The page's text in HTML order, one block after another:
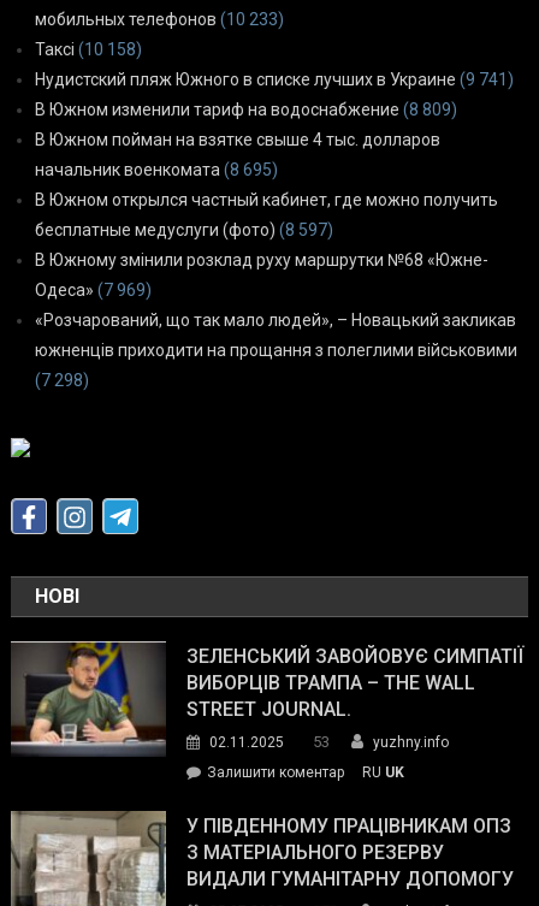
мобильных телефонов (10 233)
Таксі (10 158)
Нудистский пляж Южного в списке лучших в Украине (9 741)
В Южном изменили тариф на водоснабжение (8 809)
В Южном пойман на взятке свыше 4 тыс. долларов
начальник военкомата (8 695)
В Южном открылся частный кабинет, где можно получить
бесплатные медуслуги (фото) (8 597)
В Южному змінили розклад руху маршрутки №68 «Южне-
Одеса» (7 969)
«Розчарований, що так мало людей», – Новацький закликав
южненців приходити на прощання з полеглими військовими
(7 298)
НОВІ
ЗЕЛЕНСЬКИЙ ЗАВОЙОВУЄ СИМПАТІЇ
ВИБОРЦІВ ТРАМПА – THE WALL
STREET JOURNAL.
02.11.2025 53
yuzhny.info
Залишити коментарon
завойовує
симпатії
виборців
RU UK
У ПІВДЕННОМУ ПРАЦІВНИКАМ ОПЗ
З МАТЕРІАЛЬНОГО РЕЗЕРВУ
ВИДАЛИ ГУМАНІТАРНУ ДОПОМОГУ